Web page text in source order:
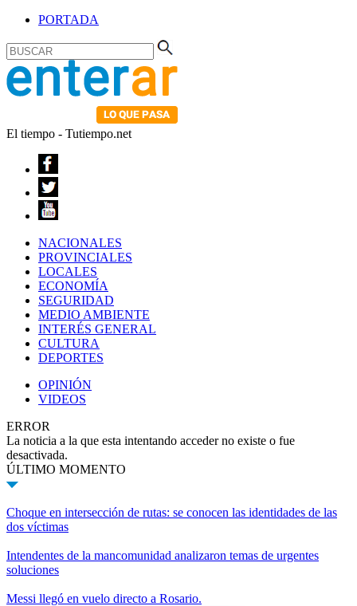
PORTADA
El tiempo - Tutiempo.net
NACIONALES
PROVINCIALES
LOCALES
ECONOMÍA
SEGURIDAD
MEDIO AMBIENTE
INTERÉS GENERAL
CULTURA
DEPORTES
OPINIÓN
VIDEOS
ERROR
La noticia a la que esta intentando acceder no existe o fue
desactivada.
ÚLTIMO MOMENTO
Choque en intersección de rutas: se conocen las identidades de las
dos víctimas
Intendentes de la mancomunidad analizaron temas de urgentes
soluciones
Messi llegó en vuelo directo a Rosario.